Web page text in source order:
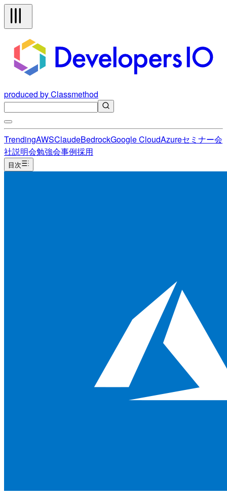
produced by Classmethod
TrendingAWSClaudeBedrockGoogle CloudAzureセミナー会
社説明会勉強会事例採用
目次